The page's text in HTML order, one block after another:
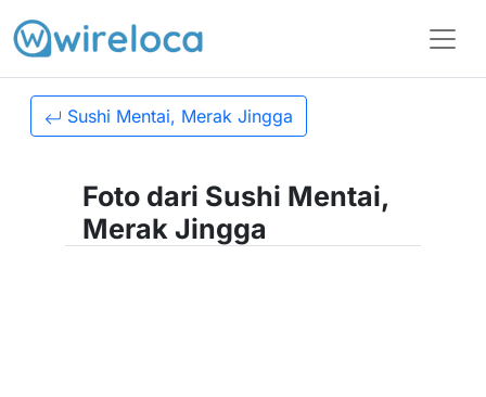
Sushi Mentai, Merak Jingga
Foto dari Sushi Mentai,
Merak Jingga